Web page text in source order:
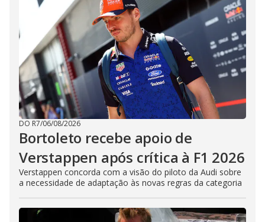
DO R7/06/08/2026
Bortoleto recebe apoio de
Verstappen após crítica à F1 2026
Verstappen concorda com a visão do piloto da Audi sobre
a necessidade de adaptação às novas regras da categoria